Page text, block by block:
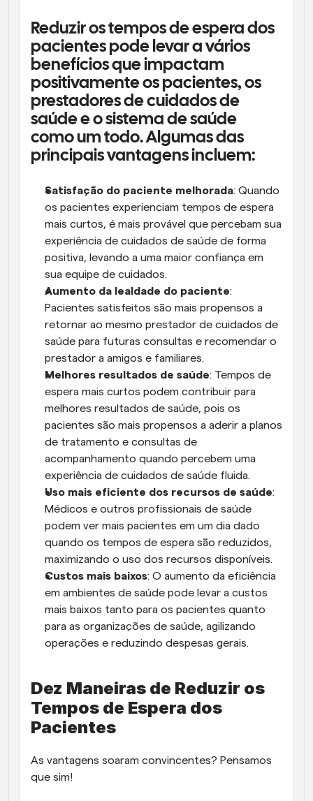
Reduzir os tempos de espera dos
pacientes pode levar a vários
benefícios que impactam
positivamente os pacientes, os
prestadores de cuidados de
saúde e o sistema de saúde
como um todo. Algumas das
principais vantagens incluem:
Satisfação do paciente melhorada: Quando
os pacientes experienciam tempos de espera
mais curtos, é mais provável que percebam sua
experiência de cuidados de saúde de forma
positiva, levando a uma maior confiança em
sua equipe de cuidados.
Aumento da lealdade do paciente:
Pacientes satisfeitos são mais propensos a
retornar ao mesmo prestador de cuidados de
saúde para futuras consultas e recomendar o
prestador a amigos e familiares.
Melhores resultados de saúde: Tempos de
espera mais curtos podem contribuir para
melhores resultados de saúde, pois os
pacientes são mais propensos a aderir a planos
de tratamento e consultas de
acompanhamento quando percebem uma
experiência de cuidados de saúde fluida.
Uso mais eficiente dos recursos de saúde:
Médicos e outros profissionais de saúde
podem ver mais pacientes em um dia dado
quando os tempos de espera são reduzidos,
maximizando o uso dos recursos disponíveis.
Custos mais baixos: O aumento da eficiência
em ambientes de saúde pode levar a custos
mais baixos tanto para os pacientes quanto
para as organizações de saúde, agilizando
operações e reduzindo despesas gerais.
Dez Maneiras de Reduzir os
Tempos de Espera dos
Pacientes
As vantagens soaram convincentes? Pensamos
que sim!